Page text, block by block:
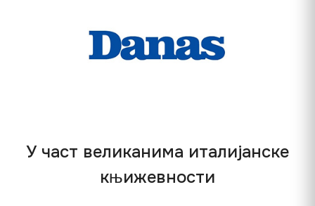
У част великанима италијанске
књижевности